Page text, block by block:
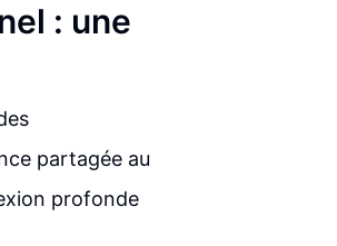
: une
partagée au
profonde